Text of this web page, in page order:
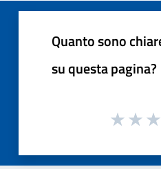
Quanto sono
su questa pagina?